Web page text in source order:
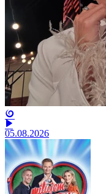
05.08.2026